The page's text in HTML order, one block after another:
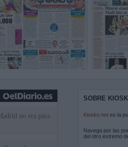
no era para
SOBRE
Kiosko.net es la
Navega por las
del otro extremo